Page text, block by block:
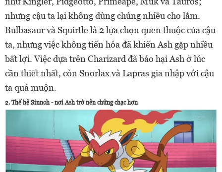
nhưng cậu ta lại không dùng chúng nhiều cho lắm.
Bulbasaur và Squirtle là 2 lựa chọn quen thuộc của cậu
ta, nhưng việc không tiến hóa đã khiến Ash gặp nhiều
bất lợi. Việc dựa trên Charizard đã báo hại Ash ở lúc
cần thiết nhất, còn Snorlax và Lapras gia nhập với cậu
ta quá muộn.
2. Thế hệ Sinnoh - nơi Ash trở nên chững chạc hơn